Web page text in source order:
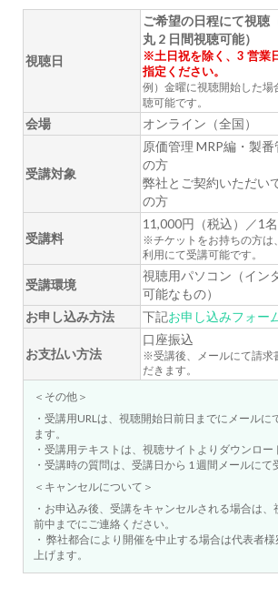
視聴日
ご希望の日程にて視聴
丸 2 日間視聴可能）
※土日祝を除く、3 営業
指定ください。
例）金曜に視聴開始した場
聴可能です。
会場 オンライン（全国）
受講対象
原価管理 MRP編・製
の方
弊社とご契約いただい
の方
受講料
11,000円（税込）／1名
※チケットをお持ちの方は
利用にて受講可能です。
受講環境
視聴用パソコン（イン
可能なもの）
お申し込み方法
下記お申し込みフォー
お支払い方法
口座振込
※受講後、メールにて請求
だきます。
＜その他＞
・受講用URLは、視聴開始日前日までにメールに
ます。
・受講用テキストは、視聴サイトよりダウンロー
・受講時の質問は、受講日から 1 週間メールにて
＜キャンセルについて＞
・お申込み後、受講をキャンセルされる場合は
前中までにご連絡ください。
・ 弊社都合により開催を中止する場合は代表者
上げます。